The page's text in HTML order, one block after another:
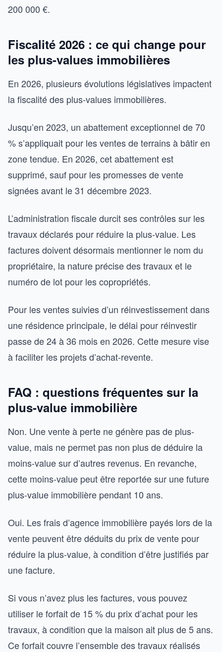
200 000 €.
Fiscalité 2026 : ce qui change pour
les plus-values immobilières
En 2026, plusieurs évolutions législatives impactent
la fiscalité des plus-values immobilières.
Jusqu’en 2023, un abattement exceptionnel de 70
% s’appliquait pour les ventes de terrains à bâtir en
zone tendue. En 2026, cet abattement est
supprimé, sauf pour les promesses de vente
signées avant le 31 décembre 2023.
L’administration fiscale durcit ses contrôles sur les
travaux déclarés pour réduire la plus-value. Les
factures doivent désormais mentionner le nom du
propriétaire, la nature précise des travaux et le
numéro de lot pour les copropriétés.
Pour les ventes suivies d’un réinvestissement dans
une résidence principale, le délai pour réinvestir
passe de 24 à 36 mois en 2026. Cette mesure vise
à faciliter les projets d’achat-revente.
FAQ : questions fréquentes sur la
plus-value immobilière
Non. Une vente à perte ne génère pas de plus-
value, mais ne permet pas non plus de déduire la
moins-value sur d’autres revenus. En revanche,
cette moins-value peut être reportée sur une future
plus-value immobilière pendant 10 ans.
Oui. Les frais d’agence immobilière payés lors de la
vente peuvent être déduits du prix de vente pour
réduire la plus-value, à condition d’être justifiés par
une facture.
Si vous n’avez plus les factures, vous pouvez
utiliser le forfait de 15 % du prix d’achat pour les
travaux, à condition que la maison ait plus de 5 ans.
Ce forfait couvre l’ensemble des travaux réalisés